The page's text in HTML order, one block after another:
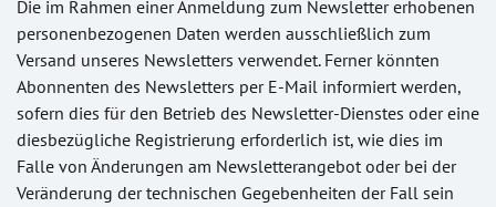
Die im Rahmen einer Anmeldung zum Newsletter erhobenen
personenbezogenen Daten werden ausschließlich zum
Versand unseres Newsletters verwendet. Ferner könnten
Abonnenten des Newsletters per E-Mail informiert werden,
sofern dies für den Betrieb des Newsletter-Dienstes oder eine
diesbezügliche Registrierung erforderlich ist, wie dies im
Falle von Änderungen am Newsletterangebot oder bei der
Veränderung der technischen Gegebenheiten der Fall sein